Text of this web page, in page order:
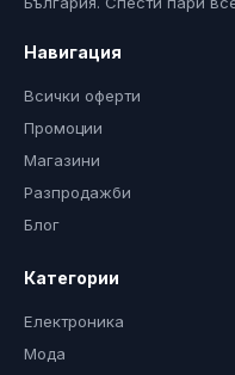
Навигация
Всички оферти
Промоции
Магазини
Разпродажби
Блог
Категории
Електроника
Мода